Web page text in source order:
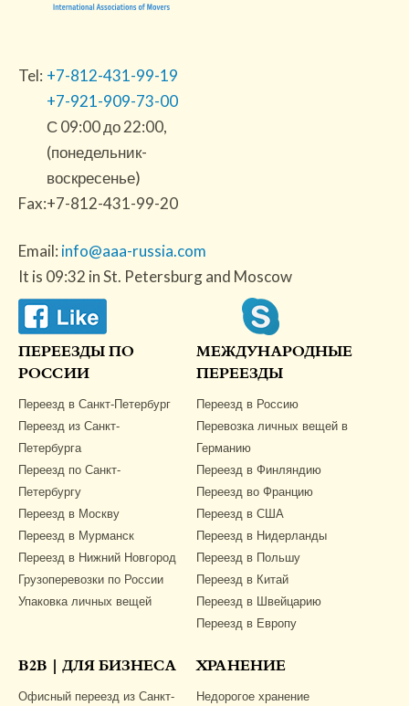
Tel: +7-812-431-99-19
+7-921-909-73-00
С 09:00 до 22:00,
(понедельник-
воскресенье)
Fax:+7-812-431-99-20
Email: info@aaa-russia.com
It is 09:32 in St. Petersburg and Moscow
ПЕРЕЕЗДЫ ПО
РОССИИ
Переезд в Санкт-Петербург
Переезд из Санкт-
Петербурга
Переезд по Санкт-
Петербургу
Переезд в Москву
Переезд в Мурманск
Переезд в Нижний Новгород
Грузоперевозки по России
Упаковка личных вещей
МЕЖДУНАРОДНЫЕ
ПЕРЕЕЗДЫ
Переезд в Россию
Перевозка личных вещей в
Германию
Переезд в Финляндию
Переезд во Францию
Переезд в США
Переезд в Нидерланды
Переезд в Польшу
Переезд в Китай
Переезд в Швейцарию
Переезд в Европу
B2B | ДЛЯ БИЗНЕСА
Офисный переезд из Санкт-
ХРАНЕНИЕ
Недорогое хранение